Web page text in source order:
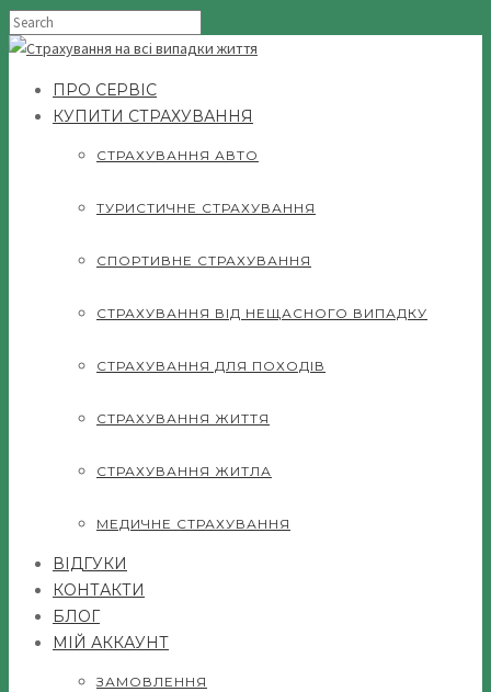
ПРО СЕРВІС
КУПИТИ СТРАХУВАННЯ
СТРАХУВАННЯ АВТО
ТУРИСТИЧНЕ СТРАХУВАННЯ
СПОРТИВНЕ СТРАХУВАННЯ
СТРАХУВАННЯ ВІД НЕЩАСНОГО ВИПАДКУ
СТРАХУВАННЯ ДЛЯ ПОХОДІВ
СТРАХУВАННЯ ЖИТТЯ
СТРАХУВАННЯ ЖИТЛА
МЕДИЧНЕ СТРАХУВАННЯ
ВІДГУКИ
КОНТАКТИ
БЛОГ
МІЙ АККАУНТ
ЗАМОВЛЕННЯ